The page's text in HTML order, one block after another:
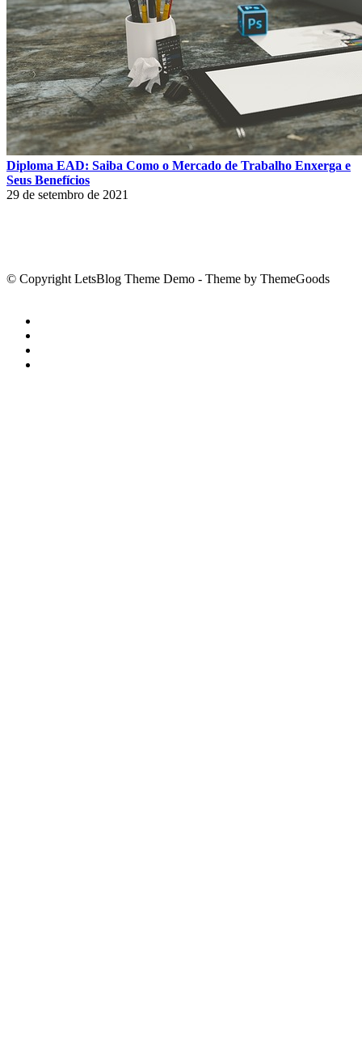
Diploma EAD: Saiba Como o Mercado de Trabalho Enxerga e
Seus Benefícios
29 de setembro de 2021
© Copyright LetsBlog Theme Demo - Theme by ThemeGoods